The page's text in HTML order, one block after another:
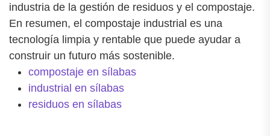
industria de la gestión de residuos y el compostaje.
En resumen, el compostaje industrial es una
tecnología limpia y rentable que puede ayudar a
construir un futuro más sostenible.
compostaje en sílabas
industrial en sílabas
residuos en sílabas